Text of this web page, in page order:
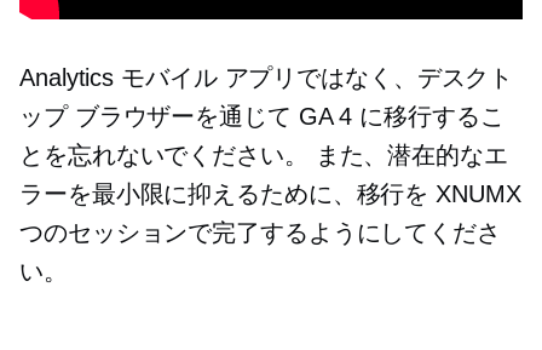
Analytics モバイル アプリではなく、デスクト
ップ ブラウザーを通じて GA 4 に移行するこ
とを忘れないでください。 また、潜在的なエ
ラーを最小限に抑えるために、移行を XNUMX
つのセッションで完了するようにしてくださ
い。